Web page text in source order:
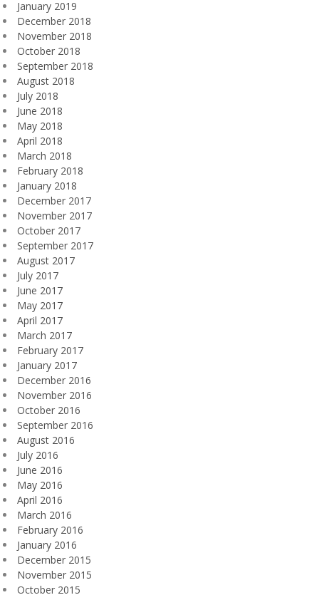
January 2019
December 2018
November 2018
October 2018
September 2018
August 2018
July 2018
June 2018
May 2018
April 2018
March 2018
February 2018
January 2018
December 2017
November 2017
October 2017
September 2017
August 2017
July 2017
June 2017
May 2017
April 2017
March 2017
February 2017
January 2017
December 2016
November 2016
October 2016
September 2016
August 2016
July 2016
June 2016
May 2016
April 2016
March 2016
February 2016
January 2016
December 2015
November 2015
October 2015